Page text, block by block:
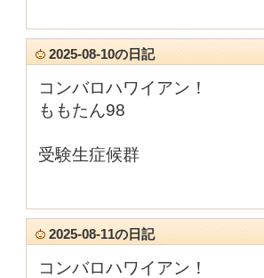
2025-08-10の日記
コンバロハワイアン！
ももたん98
受験生症候群
2025-08-11の日記
コンバロハワイアン！